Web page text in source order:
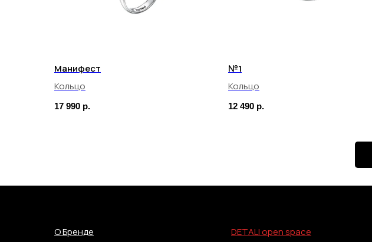
Манифест
Кольцо
17 990 р.
№1
Кольцо
12 490 р.
О Бренде DETALI open space